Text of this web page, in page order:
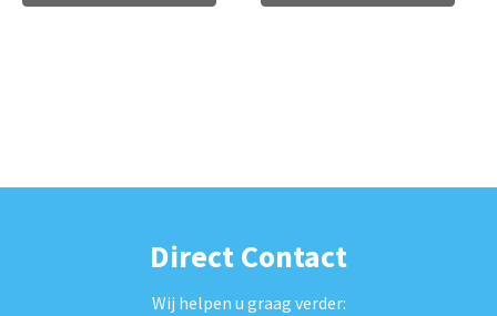
Direct Contact
Wij helpen u graag verder: